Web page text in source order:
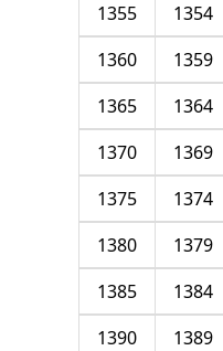
1354
1355
1359
1360
1364
1365
1369
1370
1374
1375
1379
1380
1384
1385
1389
1390